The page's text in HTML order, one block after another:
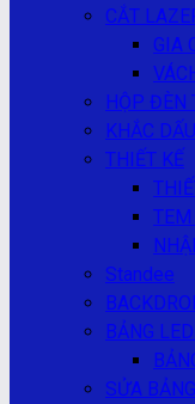
CẮT
GIA
HỘP ĐÈN
KHẮC DẤU
THIẾT KẾ
Standee
BẢNG
SỬA